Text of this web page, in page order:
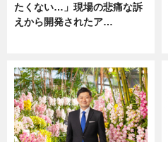
たくない…」現場の悲痛な訴
えから開発されたア…